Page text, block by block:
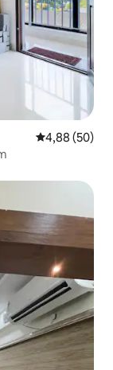
Évaluation
4,88 (50)